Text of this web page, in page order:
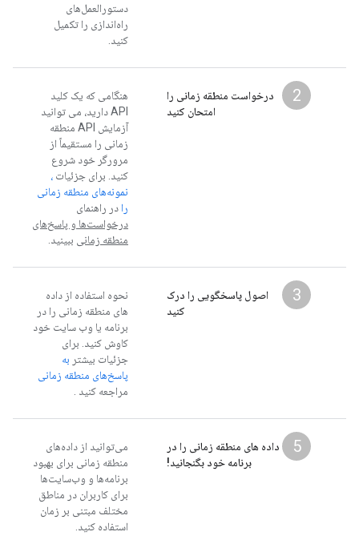
دستورالعمل‌های
راه‌اندازی را تکمیل
کنید.
2
درخواست منطقه زمانی را
امتحان کنید
هنگامی که یک کلید
API دارید، می توانید
آزمایش API منطقه
زمانی را مستقیماً از
مرورگر خود شروع
کنید. برای جزئیات ،
نمونه‌های منطقه زمانی
را در راهنمای
درخواست‌ها و پاسخ‌های
منطقه زمانی ببینید.
3
اصول پاسخگویی را درک
کنید
نحوه استفاده از داده
های منطقه زمانی را در
برنامه یا وب سایت خود
کاوش کنید. برای
جزئیات بیشتر به
پاسخ‌های منطقه زمانی
مراجعه کنید .
5
داده های منطقه زمانی را در
برنامه خود بگنجانید!
می‌توانید از داده‌های
منطقه زمانی برای بهبود
برنامه‌ها و وب‌سایت‌ها
برای کاربران در مناطق
مختلف مبتنی بر زمان
استفاده کنید.